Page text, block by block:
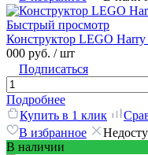
Быстрый просмотр
Конструктор LEGO
000 руб. / шт
Подписаться
Подробнее
Купить в 1 клик
В избранное
В наличии